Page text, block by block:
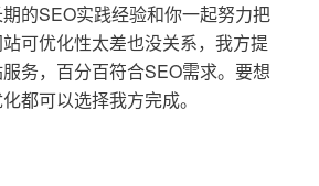
的SEO实践经验和你一起努力把
可优化性太差也没关系，我方提
务，百分百符合SEO需求。要想
都可以选择我方完成。